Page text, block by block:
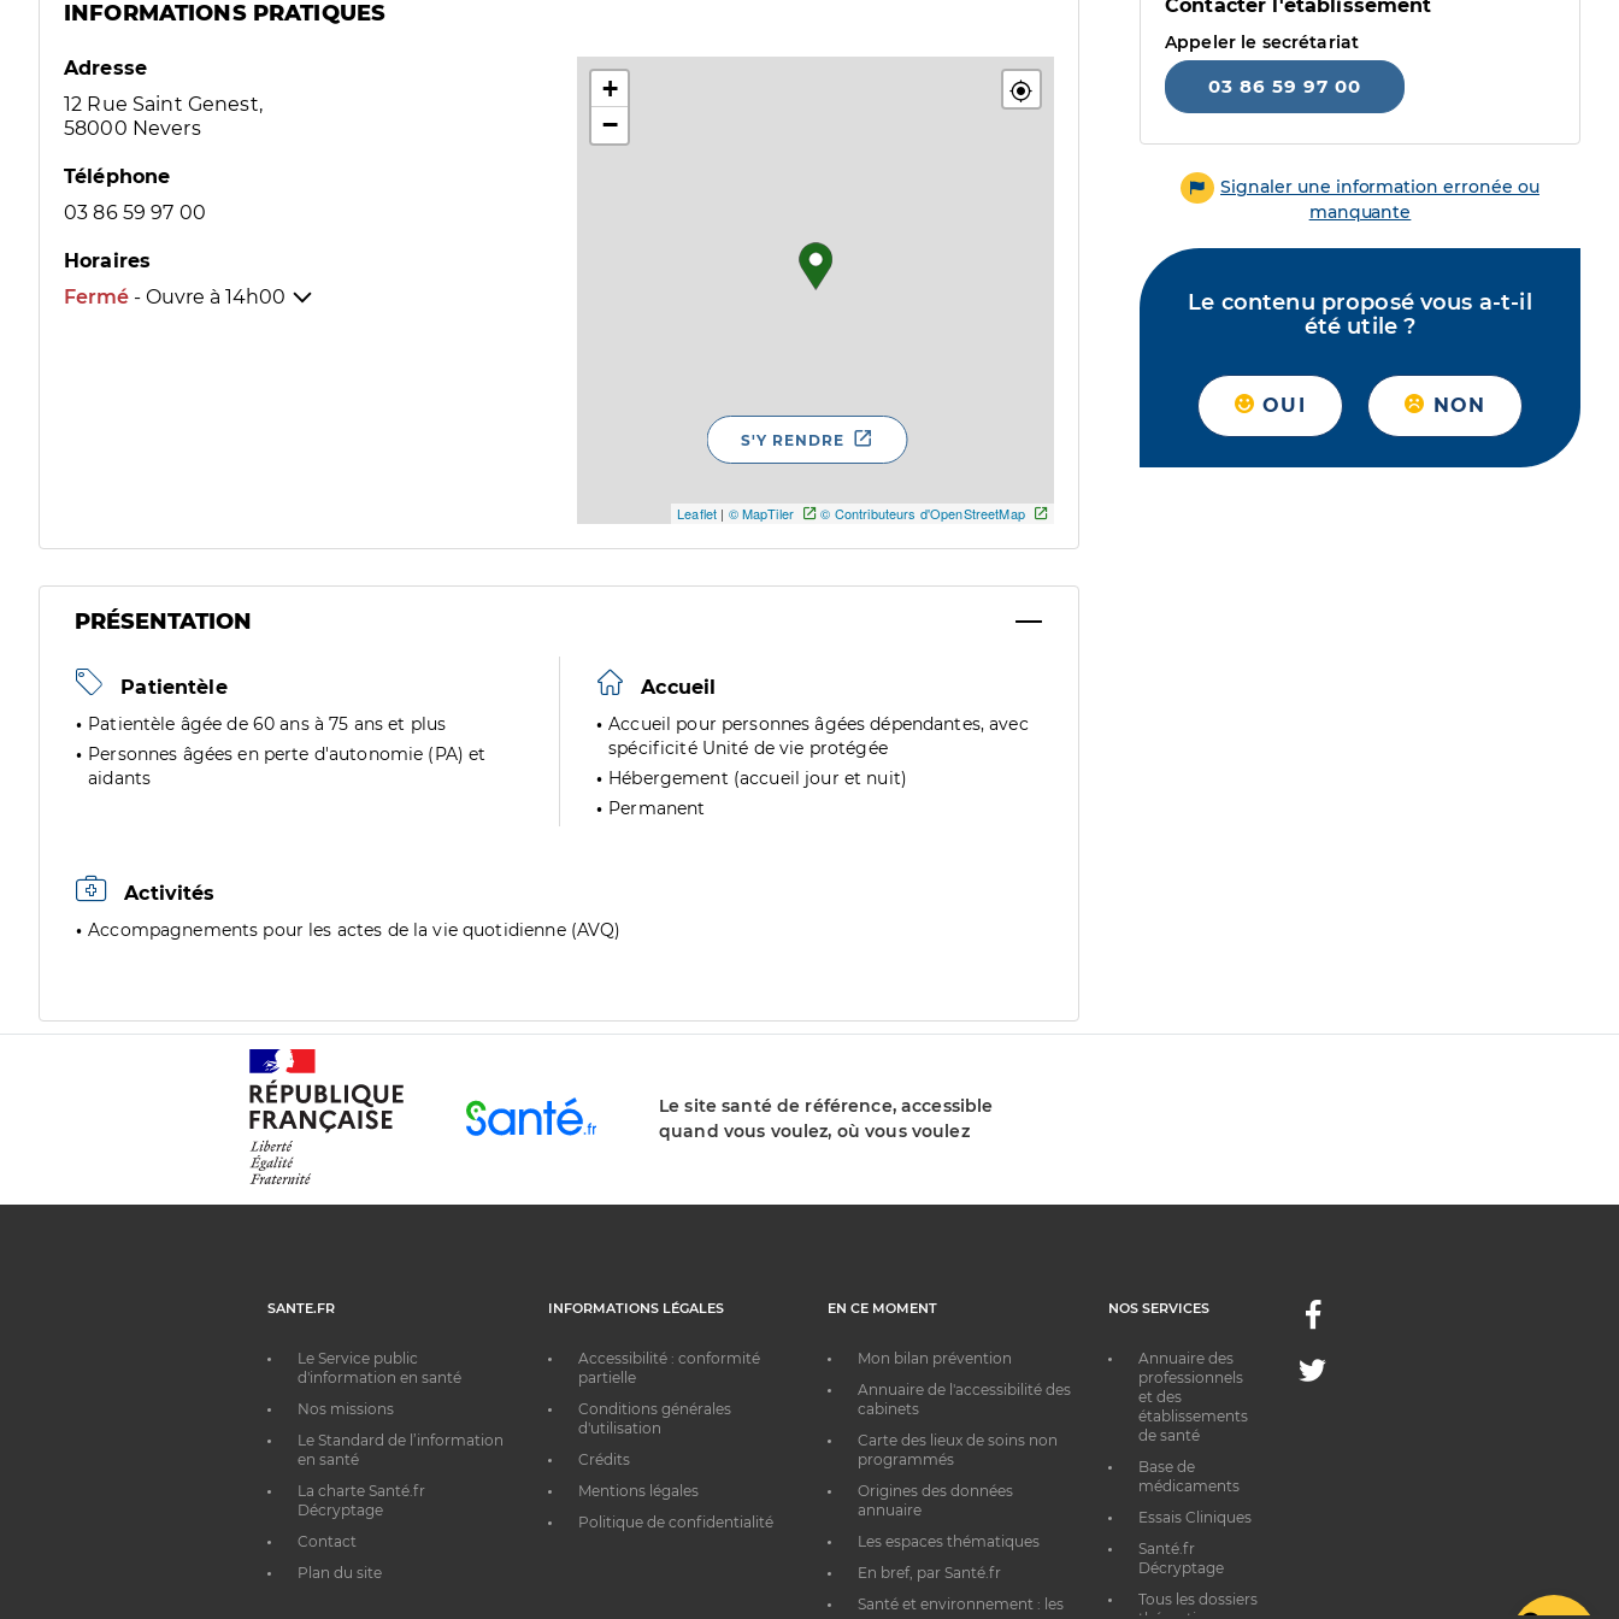
INFORMATIONS PRATIQUES
Adresse
12 Rue Saint Genest,
58000 Nevers
Téléphone
03 86 59 97 00
Horaires
Fermé - Ouvre à 14h00
+
−
Leaflet | © MapTiler © Contributeurs d'OpenStreetMap
S'Y RENDRE
PRÉSENTATION
Patientèle
Patientèle âgée de 60 ans à 75 ans et plus
Personnes âgées en perte d'autonomie (PA) et
aidants
Accueil
Accueil pour personnes âgées dépendantes, avec
spécificité Unité de vie protégée
Hébergement (accueil jour et nuit)
Permanent
Activités
Accompagnements pour les actes de la vie quotidienne (AVQ)
Contacter l'établissement
Appeler le secrétariat
03 86 59 97 00
Signaler une information erronée ou
manquante
Le contenu proposé vous a-t-il
été utile ?
OUI NON
Le site santé de référence, accessible
quand vous voulez, où vous voulez
SANTE.FR
Le Service public
d'information en santé
Nos missions
Le Standard de l’information
en santé
La charte Santé.fr
Décryptage
Contact
Plan du site
INFORMATIONS LÉGALES
Accessibilité : conformité
partielle
Conditions générales
d'utilisation
Crédits
Mentions légales
Politique de confidentialité
EN CE MOMENT
Mon bilan prévention
Annuaire de l'accessibilité des
cabinets
Carte des lieux de soins non
programmés
Origines des données
annuaire
Les espaces thématiques
En bref, par Santé.fr
Santé et environnement : les
NOS SERVICES
Annuaire des
professionnels
et des
établissements
de santé
Base de
médicaments
Essais Cliniques
Santé.fr
Décryptage
Tous les dossiers
Facebook
Twitter